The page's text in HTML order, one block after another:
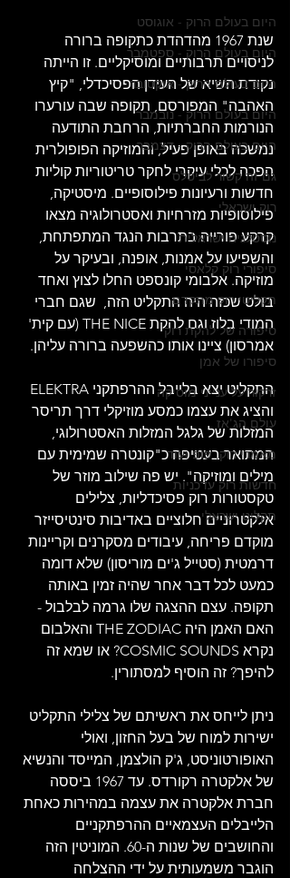
היום בעולם הרוק - אוגוסט
היום בעולם הרוק - ספטמבר
היום בעולם הרוק - אוקטובר
היום בעולם הרוק - נובמבר
היום בעולם הרוק - דצמבר
גם זה קשור לביטלס
רוק ישראלי
נוסטלגיה ישראלית
סיפורי רוק קלאסי
תקליטי רוק מתקדם
סיפורה של להקת רוק
סיפורו של אמן
זרקור על ענייני מוסיקה
עולם הג'אז
מאמרי רוק, פופ ועוד
חדשות רוק עדכניות
תקליט ישראלי
שנת 1967 מהדהדת כתקופה ברורה
לניסויים תרבותיים ומוסיקליים. זו הייתה
נקודת השיא של העידן הפסיכדלי, "קיץ
האהבה" המפורסם, תקופה שבה עורערו
הנורמות החברתיות, הרחבת התודעה
נמשכה באופן פעיל, והמוזיקה הפופולרית
הפכה לכלי עיקרי לחקר טריטוריות קוליות
חדשות ורעיונות פילוסופיים. מיסטיקה,
פילוסופיות מזרחיות ואסטרולוגיה מצאו
קרקע פורייה בתרבות הנגד המתפתחת,
והשפיעו על אמנות, אופנה, ובעיקר על
מוזיקה. אלבומי קונספט החלו לצוץ ואחד
בולט שכזה היה התקליט הזה,  שגם חברי
המודי בלוז וגם להקת THE NICE (עם קית'
אמרסון) ציינו אותו כהשפעה ברורה עליהן.
והציג את עצמו כמסע מוזיקלי דרך תריסר
המזלות של גלגל המזלות האסטרולוגי,
המתואר בעטיפה כ"קונטרה שמימית עם
מילים ומוזיקה". יש פה שילוב מוזר של
טקסטורות רוק פסיכדליות, צלילים
אלקטרוניים חלוציים באדיבות סינטיסייזר
מוקדם פריחה, עיבודים מסקרנים וקריינות
דרמטית (סטייל ג'ים מוריסון) שלא דומה
כמעט לכל דבר אחר שהיה זמין באותה
תקופה. עצם ההצגה שלו גרמה לבלבול -
האם האמן היה THE ZODIAC והאלבום
נקרא COSMIC SOUNDS? או שמא זה
להיפך? זה הוסיף למסתורין.
ניתן לייחס את ראשיתם של צלילי התקליט
ישירות למוח של בעל החזון, ואולי
האופורטוניסט, ג'ק הולצמן, המייסד והנשיא
של אלקטרה רקורדס. עד 1967 ביססה
חברת אלקטרה את עצמה במהירות כאחת
הלייבלים העצמאיים ההרפתקניים
והחושבים של שנות ה-60. המוניטין הזה
הוגבר משמעותית על ידי ההצלחה